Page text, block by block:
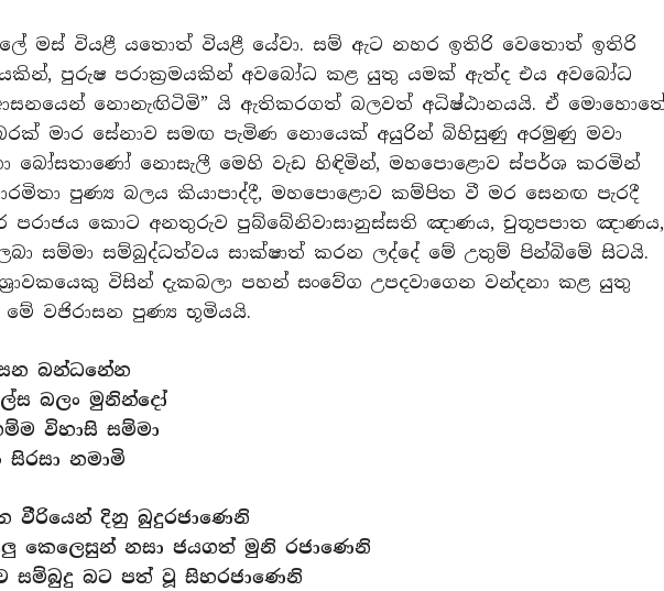
ලේ මස් වියළී යතොත් වියළී යේවා. සම් ඇට නහර ඉතිරි වෙතොත් ඉතිරි
පුරුෂ පරාක්‍රමයකින් අවබෝධ කළ යුතු යමක් ඇත්ද එය අවබෝධ
නොනැඟිටිමි” යි ඇතිකරගත් බලවත් අධිෂ්ඨානයයි. ඒ
මාර සේනාව සමඟ පැමිණ නොයෙක් අයුරින් බිහිසුණු අරමුණු මවා
බෝසතාණෝ නොසැලී මෙහි වැඩ හිඳිමින්, මහපොළොව ස්පර්ශ කරමින්
පුණ්‍ය බලය කියාපාද්දී, මහපොළොව කම්පිත වී මර සෙනඟ පැරදී
පරාජය කොට අනතුරුව පුබ්බේනිවාසානුස්සති ඤාණය, චුතූපපාත ඤාණය,
සම්මා සම්බුද්ධත්වය සාක්ෂාත් කරන ලද්දේ මේ උතුම් පින්බිමේ සිටයි.
ශ්‍රාවකයෙකු විසින් දැකබලා පහන් සංවේග උපදවාගෙන වන්දනා කළ යුතු
මේ වජිරාසන පුණ්‍ය භූමියයි.
බන්ධනේන
බලං මුනින්දෝ
විහාසි සම්මා
නමාමි
වීරියෙන් දිනු බුදුරජාණෙනි
කෙලෙසුන් නසා ජයගත් මුනි රජාණෙනි
සම්බුදු බට පත් වූ සිහරජාණෙනි